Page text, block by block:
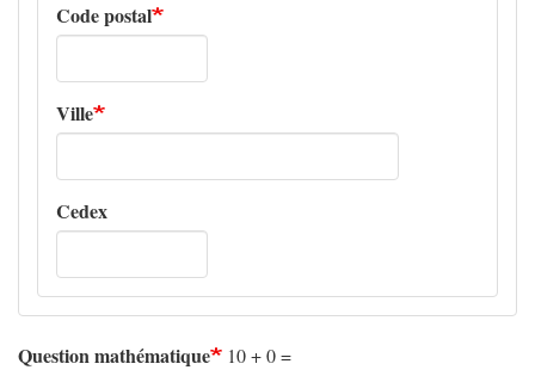
Code postal
Ville
Cedex
Question mathématique 10 + 0 =